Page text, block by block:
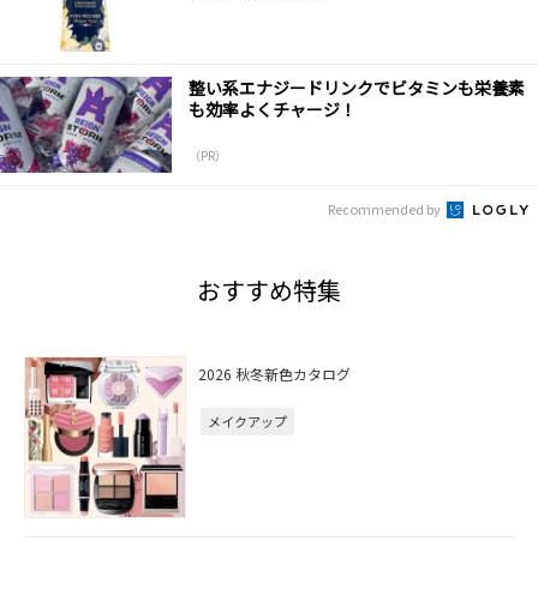
整い系エナジードリンクでビタミンも栄養素
も効率よくチャージ！
（PR）
Recommended by
おすすめ特集
2026 秋冬新色カタログ
メイクアップ